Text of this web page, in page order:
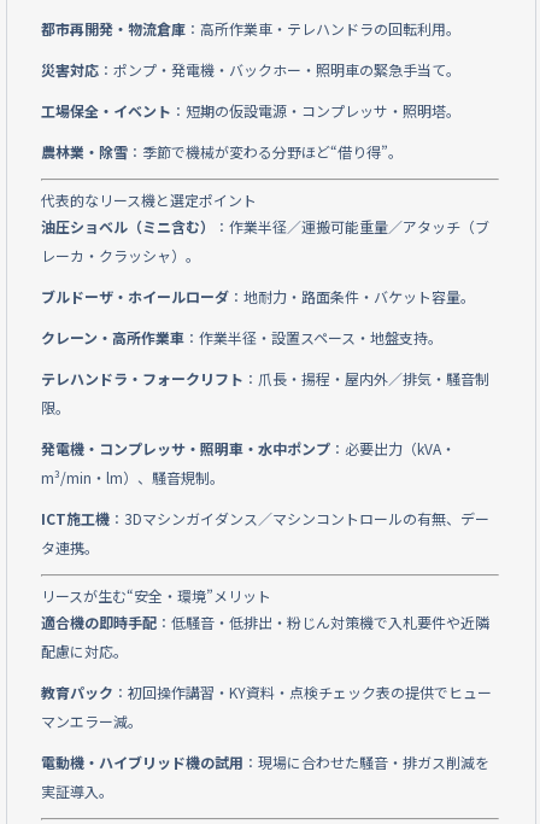
都市再開発・物流倉庫：高所作業車・テレハンドラの回転利用。
災害対応：ポンプ・発電機・バックホー・照明車の緊急手当て。
工場保全・イベント ：短期の仮設電源・コンプレッサ・照明塔。
農林業・除雪：季節で機械が変わる分野ほど“借り得”。
代表的なリース機と選定ポイント
油圧ショベル（ミニ含む）
：作業半径／運搬可能重量／アタッチ（ブ
レーカ・クラッシャ）。
ブルドーザ・ホイールローダ：地耐力・路面条件・バケット容量。
クレーン・高所作業車：作業半径・設置スペース・地盤支持。
テレハンドラ・フォークリフト ：爪長・揚程・屋内外／排気・騒音制
限。
発電機・コンプレッサ・照明車・水中ポンプ：必要出力（kVA・
m³/min・lm）、騒音規制。
ICT施工機：3Dマシンガイダンス／マシンコントロールの有無、デー
タ連携。
リースが生む“安全・環境”メリット
適合機の即時手配：低騒音・低排出・粉じん対策機で入札要件や近隣
配慮に対応。
教育パック ：初回操作講習・KY資料・点検チェック表の提供でヒュー
マンエラー減。
電動機・ハイブリッド機の試用 ：現場に合わせた騒音・排ガス削減を
実証導入。